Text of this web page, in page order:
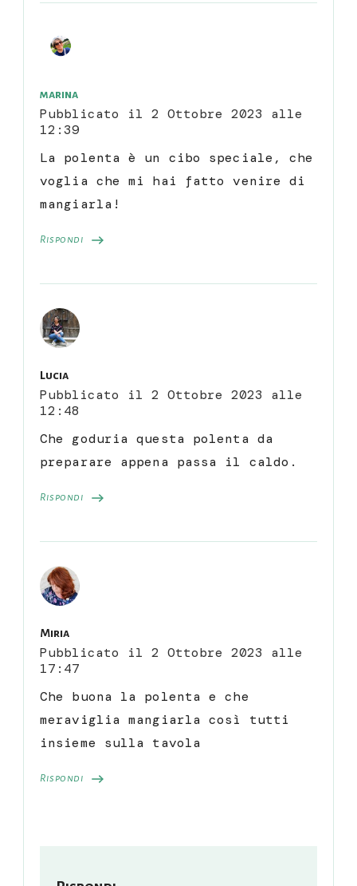
marina
Pubblicato il 2 Ottobre 2023 alle
12:39
Rispondi
La polenta è un cibo speciale, che
voglia che mi hai fatto venire di
mangiarla!
Lucia
Pubblicato il 2 Ottobre 2023 alle
12:48
Rispondi
Che goduria questa polenta da
preparare appena passa il caldo.
Miria
Pubblicato il 2 Ottobre 2023 alle
17:47
Rispondi
Che buona la polenta e che
meraviglia mangiarla così tutti
insieme sulla tavola